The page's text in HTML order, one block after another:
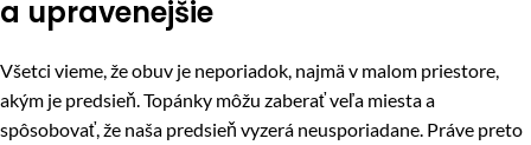
a upravenejšie
Všetci vieme, že obuv je neporiadok, najmä v malom priestore,
akým je predsieň. Topánky môžu zaberať veľa miesta a
spôsobovať, že naša predsieň vyzerá neusporiadane. Práve preto